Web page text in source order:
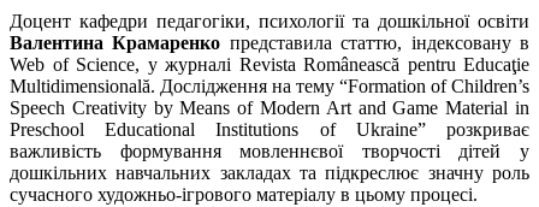
Доцент кафедри педагогіки, психології та дошкільної освіти
Валентина Крамаренко представила статтю, індексовану в
Web of Science, у журналі Revista Românească pentru Educaţie
Multidimensională. Дослідження на тему “Formation of Children’s
Speech Creativity by Means of Modern Art and Game Material in
Preschool Educational Institutions of Ukraine” розкриває
важливість формування мовленнєвої творчості дітей у
дошкільних навчальних закладах та підкреслює значну роль
сучасного художньо-ігрового матеріалу в цьому процесі.